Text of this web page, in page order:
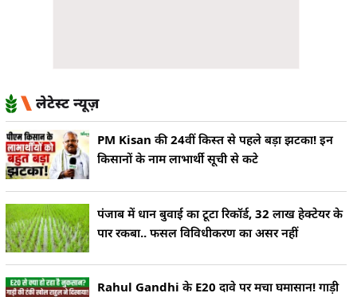
लेटेस्ट न्यूज़
PM Kisan की 24वीं किस्त से पहले बड़ा झटका! इन
किसानों के नाम लाभार्थी सूची से कटे
पंजाब में धान बुवाई का टूटा रिकॉर्ड, 32 लाख हेक्टेयर के
पार रकबा.. फसल विविधीकरण का असर नहीं
Rahul Gandhi के E20 दावे पर मचा घमासान! गाड़ी